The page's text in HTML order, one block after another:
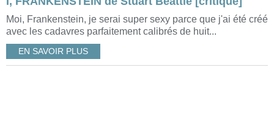
Moi, Frankenstein, je serai super sexy parce que j'ai été créé
avec les cadavres parfaitement calibrés de huit...
EN SAVOIR PLUS